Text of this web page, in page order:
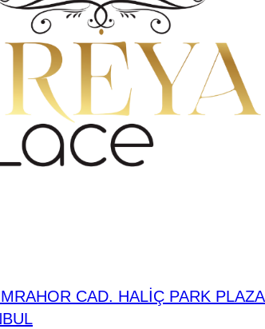
CAD. HALİÇ PARK